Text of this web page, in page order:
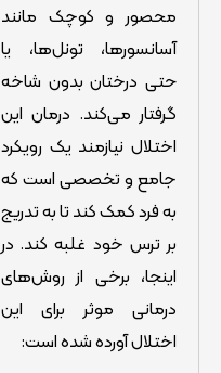
محصور و کوچک مانند
آسانسورها، تونل‌ها، یا
حتی درختان بدون شاخه
گرفتار می‌کند. درمان این
اختلال نیازمند یک رویکرد
جامع و تخصصی است که
به فرد کمک کند تا به تدریج
بر ترس خود غلبه کند. در
اینجا، برخی از روش‌های
درمانی موثر برای این
اختلال آورده شده است: